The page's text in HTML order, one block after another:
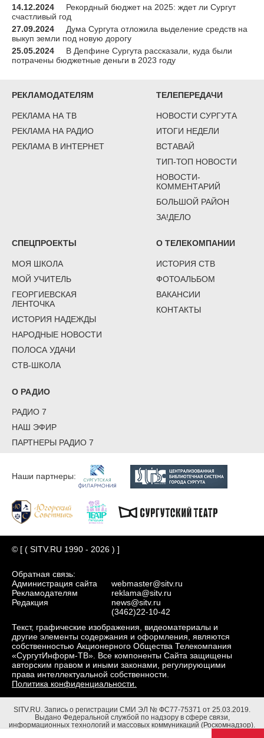
14.12.2024
Рекордный бюджет на 2025: ждет ли Сургут
счастливый год
27.09.2024
Дума Сургута отложила выделение средств на
выкуп земли под новую дорогу
25.05.2024
В Депфине Сургута рассказали, куда были
потрачены бюджетные деньги в 2023 году
РЕКЛАМОДАТЕЛЯМ
РЕКЛАМА НА ТВ
РЕКЛАМА НА РАДИО
РЕКЛАМА В ИНТЕРНЕТ
ТЕЛЕПЕРЕДАЧИ
НОВОСТИ СУРГУТА
ИТОГИ НЕДЕЛИ
ВСТАВАЙ
ТИП-ТОП НОВОСТИ
НОВОСТИ-
КОММЕНТАРИЙ
БОЛЬШОЙ РАЙОН
ЗА!ДЕЛО
СПЕЦПРОЕКТЫ
МОЯ ШКОЛА
МОЙ УЧИТЕЛЬ
ГЕОРГИЕВСКАЯ
ЛЕНТОЧКА
ИСТОРИЯ НАДЕЖДЫ
НАРОДНЫЕ НОВОСТИ
ПОЛОСА УДАЧИ
СТВ-ШКОЛА
О ТЕЛЕКОМПАНИИ
ИСТОРИЯ СТВ
ФОТОАЛЬБОМ
ВАКАНСИИ
КОНТАКТЫ
О РАДИО
РАДИО 7
НАШ ЭФИР
ПАРТНЕРЫ РАДИО 7
Наши партнеры:
© [ ( SITV.RU 1990 - 2026 ) ]
Обратная связь:
Администрация сайта
Рекламодателям
Редакция
webmaster@sitv.ru
reklama@sitv.ru
news@sitv.ru
(3462)22-10-42
Текст, графические изображения, видеоматериалы и
другие элементы содержания и оформления, являются
собственностью Акционерного Общества Телекомпания
«СургутИнформ-ТВ». Все компоненты Сайта защищены
авторским правом и иными законами, регулирующими
права интеллектуальной собственности.
Политика конфиденциальности.
SITV.RU. Запись о регистрации СМИ ЭЛ № ФС77-75371 от 25.03.2019.
Выдано Федеральной службой по надзору в сфере связи,
информационных технологий и массовых коммуникаций (Роскомнадзор).